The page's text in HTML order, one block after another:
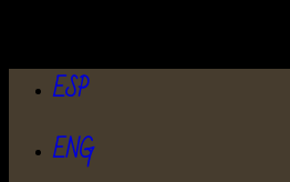
ESP
ENG